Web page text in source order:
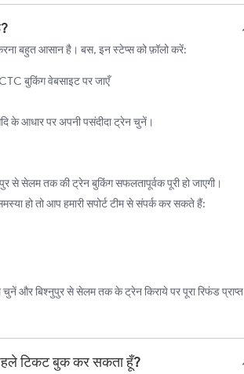
बहुत आसान है। बस, इन स्टेप्स को फ़ॉलो करें:
बुकिंग वेबसाइट पर जाएँ
के आधार पर अपनी पसंदीदा ट्रेन चुनें।
से सेलम तक की ट्रेन बुकिंग सफलतापूर्वक पूरी हो जाएगी।
हो तो आप हमारी सपोर्ट टीम से संपर्क कर सकते हैं:
बिश्नुपुर से सेलम तक के ट्रेन किराये पर पूरा रिफंड प्राप्त
टिकट बुक कर सकता हूँ?